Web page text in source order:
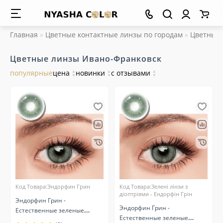
Главная Цветные контактные линзы по городам Цветные
Цветные линзы Ивано-Франковск
популярныецена ▲
▼ новинки ▲
▼с отзывами ▲
▼
Код Товара:Эндорфин Грин
Эндорфин Грин -
Естественные зеленые
линзы контактные
Код Товара:Зелені лінзи з
діоптріями - Ендорфін Грін
Эндорфин Грин -
Естественные зеленые